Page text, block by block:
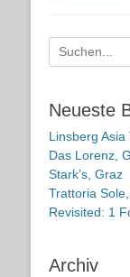
Suche
nach:
Neueste
Linsberg
Das Lorenz,
Stark’s, Graz
Trattoria
Revisited: 1
Archiv